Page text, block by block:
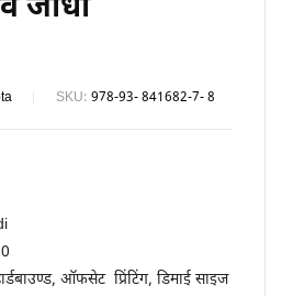
जोधा
SKU: 978-93- 841682-7- 8
ऑफसेट प्रिंटिंग, डिमाई साइज